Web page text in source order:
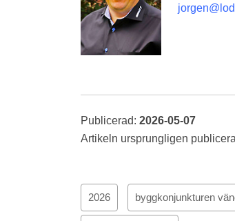
Publicerad: 2026-05-07
Artikeln ursprungligen
2026 byggkonjunkturen